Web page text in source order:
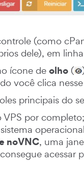
(como
dele), em
ícone de olho (
você clica
principais do
por completo;
noVNC, uma
acessar